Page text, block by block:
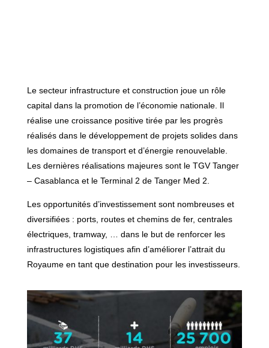
Le secteur infrastructure et construction joue un rôle
capital dans la promotion de l’économie nationale. Il
réalise une croissance positive tirée par les progrès
réalisés dans le développement de projets solides dans
les domaines de transport et d’énergie renouvelable.
Les dernières réalisations majeures sont le TGV Tanger
– Casablanca et le Terminal 2 de Tanger Med 2.
Les opportunités d’investissement sont nombreuses et
diversifiées : ports, routes et chemins de fer, centrales
électriques, tramway, … dans le but de renforcer les
infrastructures logistiques afin d’améliorer l’attrait du
Royaume en tant que destination pour les investisseurs.